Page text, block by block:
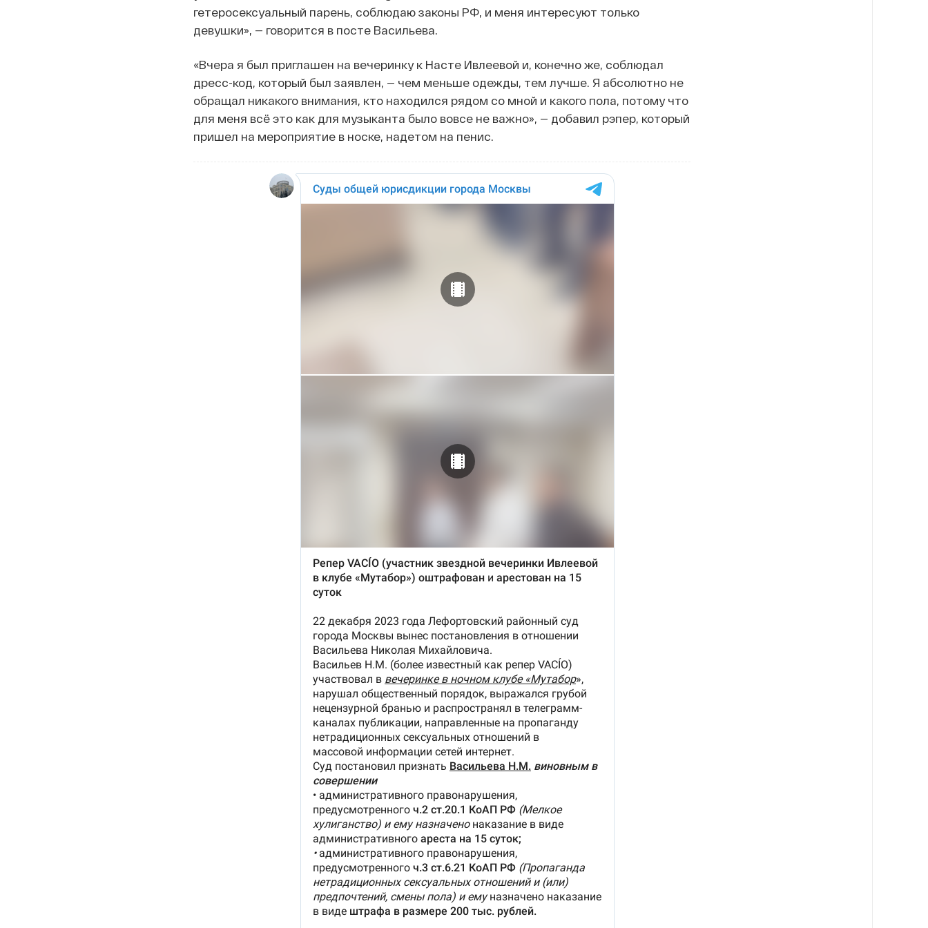
гетеросексуальный парень, соблюдаю законы РФ, и меня интересуют только
девушки», — говорится в посте Васильева.
«Вчера я был приглашен на вечеринку к Насте Ивлеевой и, конечно же, соблюдал
дресс-код, который был заявлен, — чем меньше одежды, тем лучше. Я абсолютно не
обращал никакого внимания, кто находился рядом со мной и какого пола, потому что
для меня всё это как для музыканта было вовсе не важно», — добавил рэпер, который
пришел на мероприятие в носке, надетом на пенис.